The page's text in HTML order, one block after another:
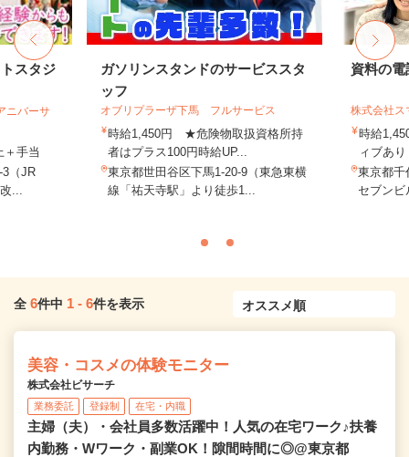
スタジ
ニバーサ
＋手当
3（JR
...
ガソリンスタンドのサービススタ
ッフ
オブリプラーザ下馬 フルサービス
時給1,450円 ★危険物取扱資格所持
者はプラス100円時給UP...
東京都世田谷区下馬1-20-9（東急東横
線「祐天寺駅」より徒歩1...
資料の
株式会社ス
時給
ィブあ
東京都
セブン
全 6件中 1 - 6件を表示
美容・コスメの体験モニター
株式会社ビサーチ
業務委託 登録制 在宅・内職
主婦（夫）・会社員多数活躍中！人気の在宅ワーク♪扶養
内勤務・Wワーク・副業OK！隙間時間に◎@東京都